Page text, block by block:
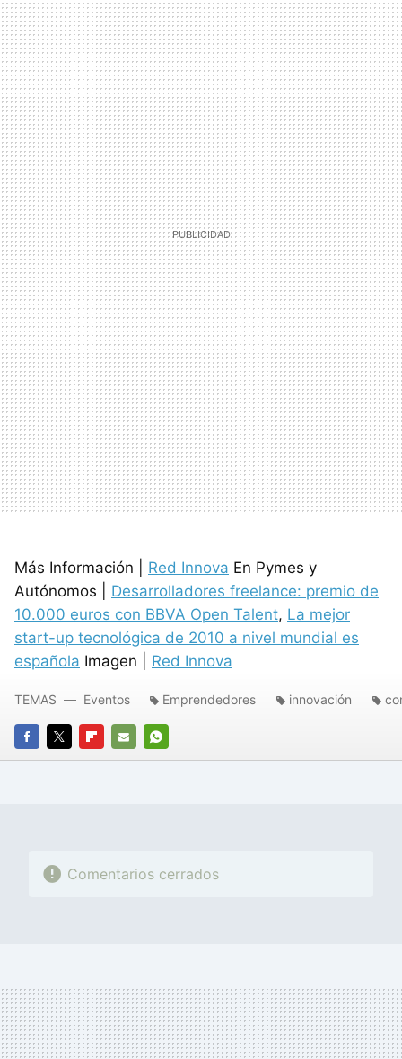
Más Información | Red Innova En Pymes y
Autónomos | Desarrolladores freelance: premio de
10.000 euros con BBVA Open Talent, La mejor
start-up tecnológica de 2010 a nivel mundial es
española Imagen | Red Innova
FACEBOOK
TWITTERFLIPBOARD
E-
WHATSAPP
TEMAS Eventos Emprendedores innovación
Comentarios cerrados